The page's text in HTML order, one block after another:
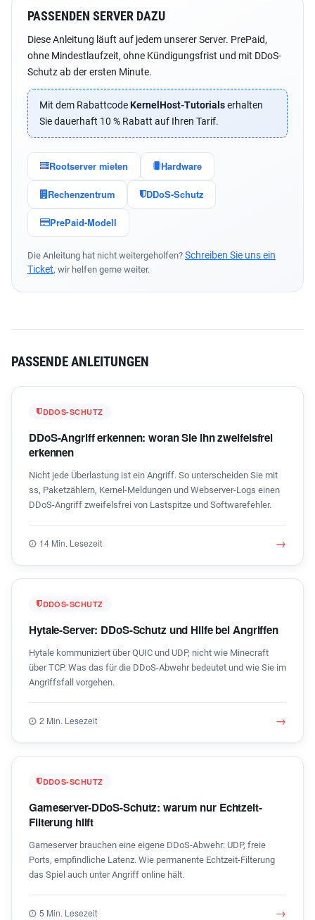
PASSENDEN SERVER DAZU
Diese Anleitung läuft auf jedem unserer Server. PrePaid,
ohne Mindestlaufzeit, ohne Kündigungsfrist und mit DDoS-
Schutz ab der ersten Minute.
Mit dem RabattcodeKernelHost-Tutorialserhalten
Sie dauerhaft 10 % Rabatt auf Ihren Tarif.
Rootserver mieten Hardware
Rechenzentrum DDoS-Schutz
PrePaid-Modell
Die Anleitung hat nicht weitergeholfen? Schreiben Sie uns ein
Ticket, wir helfen gerne weiter.
PASSENDE ANLEITUNGEN
DDOS-SCHUTZ
DDoS-Angriff erkennen: woran Sie ihn zweifelsfrei
erkennen
Nicht jede Überlastung ist ein Angriff. So unterscheiden Sie mit
ss, Paketzählern, Kernel-Meldungen und Webserver-Logs einen
DDoS-Angriff zweifelsfrei von Lastspitze und Softwarefehler.
14 Min. Lesezeit →
DDOS-SCHUTZ
Hytale-Server: DDoS-Schutz und Hilfe bei Angriffen
Hytale kommuniziert über QUIC und UDP, nicht wie Minecraft
über TCP. Was das für die DDoS-Abwehr bedeutet und wie Sie im
Angriffsfall vorgehen.
2 Min. Lesezeit →
DDOS-SCHUTZ
Gameserver-DDoS-Schutz: warum nur Echtzeit-
Filterung hilft
Gameserver brauchen eine eigene DDoS-Abwehr: UDP, freie
Ports, empfindliche Latenz. Wie permanente Echtzeit-Filterung
das Spiel auch unter Angriff online hält.
5 Min. Lesezeit →